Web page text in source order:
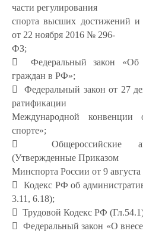
части регулирования
спорта высших достижений и
от 22 ноября 2016 № 296-
ФЗ;
 Федеральный закон «Об
граждан в РФ»;
 Федеральный закон от 27
ратификации
Международной
спорте»;
 Общероссийские
(Утвержденные Приказом
Минспорта России от 9
 Кодекс РФ об
3.11, 6.18);
 Трудовой Кодекс РФ
 Федеральный закон «О